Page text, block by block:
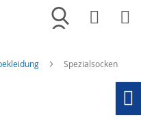
Merkliste
Spezialsocken